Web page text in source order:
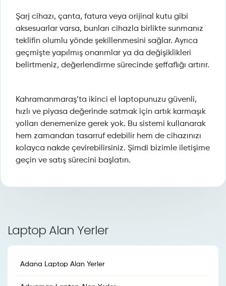
Şarj cihazı, çanta, fatura veya orijinal kutu gibi
aksesuarlar varsa, bunları cihazla birlikte sunmanız
teklifin olumlu yönde şekillenmesini sağlar. Ayrıca
geçmişte yapılmış onarımlar ya da değişiklikleri
belirtmeniz, değerlendirme sürecinde şeffaflığı artırır.
Kahramanmaraş’ta ikinci el laptopunuzu güvenli,
hızlı ve piyasa değerinde satmak için artık karmaşık
yolları denemenize gerek yok. Bu sistemi kullanarak
hem zamandan tasarruf edebilir hem de cihazınızı
kolayca nakde çevirebilirsiniz. Şimdi bizimle iletişime
geçin ve satış sürecini başlatın.
Laptop Alan Yerler
Adana Laptop Alan Yerler